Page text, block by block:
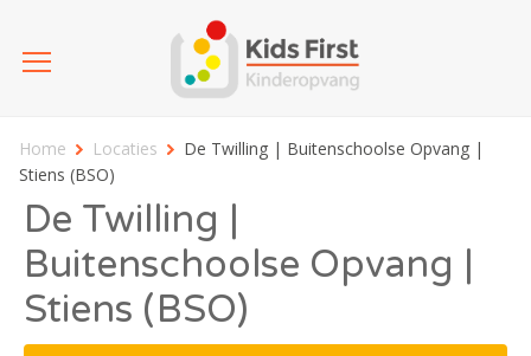
Home Locaties
De Twilling | Buitenschoolse Opvang |
Stiens (BSO)
De Twilling |
Buitenschoolse Opvang |
Stiens (BSO)